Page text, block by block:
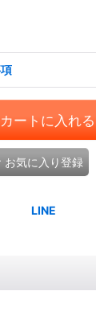
カートに入れる
お気に入り登録